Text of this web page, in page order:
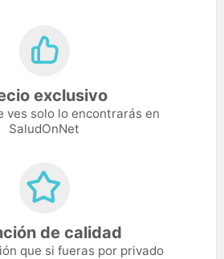
exclusivo
ves solo lo encontrarás en
SaludOnNet
de calidad
que si fueras por privado